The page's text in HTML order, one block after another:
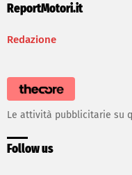
ReportMotori.it
Redazione
Le attività pubblicitarie su
Follow us